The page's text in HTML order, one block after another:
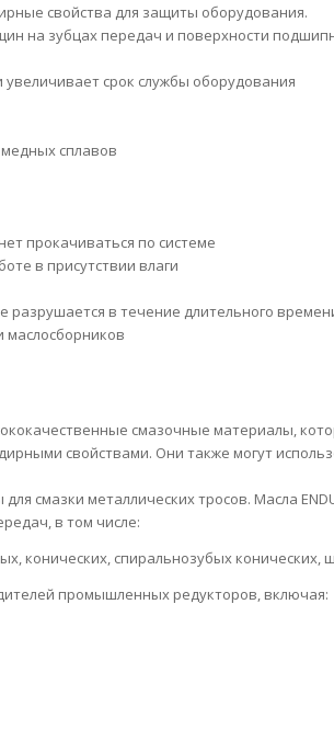
свойства для защиты оборудования.
на зубцах передач и поверхности
срок службы оборудования
сплавов
прокачиваться по системе
в присутствии влаги
в течение длительного
смазочные материалы,
свойствами. Они также могут
для смазки металлических тросов. Масла
в том числе:
конических, спиральнозубых
промышленных редукторов, включая: